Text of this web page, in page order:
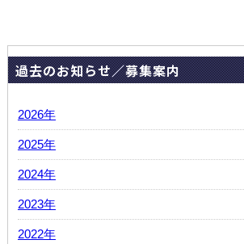
過去のお知らせ／募集案内
2026年
2025年
2024年
2023年
2022年